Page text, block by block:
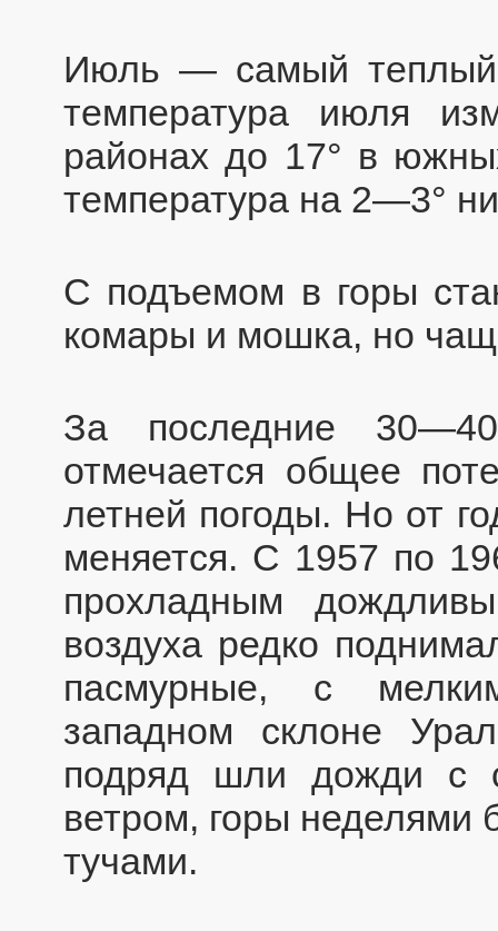
Июль — самый теплый
температура июля
районах до 17° в
температура на 2—3°
С подъемом в горы
комары и мошка, но
За последние
отмечается общее
летней погоды. Но от
меняется. С 1957 по
прохладным
воздуха редко
пасмурные, с
западном склоне
подряд шли дожди с
ветром, горы неделями
тучами.